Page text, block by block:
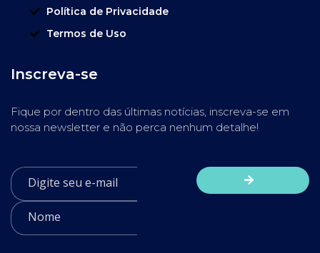
Política de Privacidade
Termos de Uso
Inscreva-se
Fique por dentro das últimas notícias, inscreva-se em
nossa newsletter e não perca nenhum detalhe!